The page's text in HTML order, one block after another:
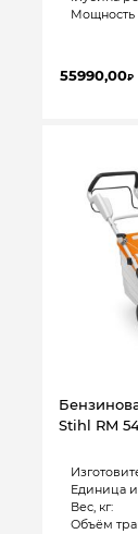
Мощность
55990,00₽
Stihl RM
Единица
Вес, кг:
Объём